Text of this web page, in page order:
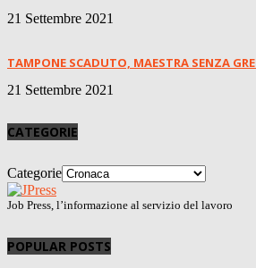
21 Settembre 2021
TAMPONE SCADUTO, MAESTRA SENZA
21 Settembre 2021
CATEGORIE
Categorie
Job Press, l’informazione al servizio del lavoro
POPULAR POSTS